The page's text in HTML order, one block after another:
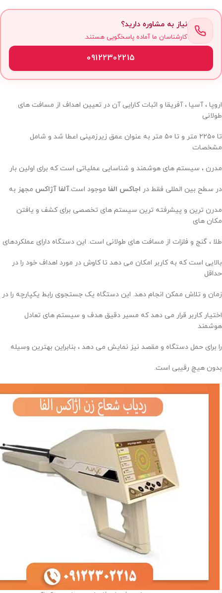
نیاز به مشاوره دارید؟
کارشناسان ما آماده پاسخگویی هستند.
09122302215
اروپا ، آسیا ، آفریقا و اثبات کارایی آن در تعیین اهداف از مسافت های
طولانی
تا ۲۲۵۰ متر و تا ۵۰ متر به عنوان عمق زیرزمینی اعطا شد و شامل
مشخصات
مدرن ، سیستم های هوشمند و شناسایی عملیاتی است که برای اولین بار
در سطح بین المللی فقط در اجاکس الفا موجود است.آلفا آژاکس مجهز به
مدرن ترین و پیشرفته ترین سیستم های تخصصی برای کشف و یافتن
مکان های
طلا ، گنج و فلزات از مسافت های طولانی است. این دستگاه دارای عملکردهای
بالایی است که به کاربر امکان می دهد تا کاوش در مورد اهداف خود را در
حداقل
زمان و تلاش ممکن انجام دهد. این دستگاه یک جستجوی رابط یکپارچه را در
اختیار کاربر قرار می دهد که مسیر دقیق هدف و سیستم های تعادل
هوشمند
را برای حمل دستگاه و مقصد نیز نمایش می دهد ، بنابراین بهترین وسیله
بدون هیچ رقیبی است.